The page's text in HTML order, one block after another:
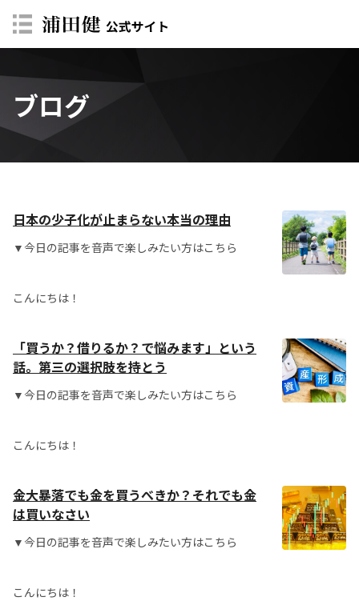
ブログ
日本の少子化が止まらない本当の理由
▼今日の記事を音声で楽しみたい方はこちら
こんにちは！
「買うか？借りるか？で悩みます」という
話。第三の選択肢を持とう
▼今日の記事を音声で楽しみたい方はこちら
こんにちは！
金大暴落でも金を買うべきか？それでも金
は買いなさい
▼今日の記事を音声で楽しみたい方はこちら
こんにちは！